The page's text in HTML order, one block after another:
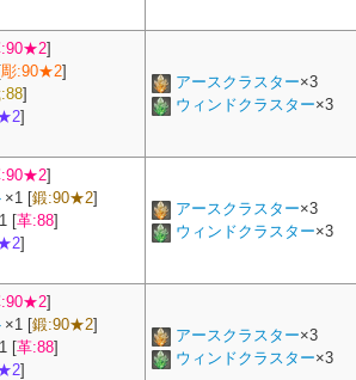
:90★2]
[彫:90★2]
]
]
アースクラスター×3
ウィンドクラスター×3
:90★2]
×1 [鍛:90★2]
1 [革:88]
]
アースクラスター×3
ウィンドクラスター×3
:90★2]
×1 [鍛:90★2]
1 [革:88]
]
アースクラスター×3
ウィンドクラスター×3